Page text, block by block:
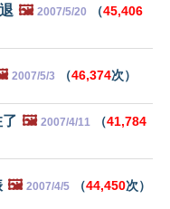
🖼️ 2007/5/20 （45,406
2007/5/3 （46,374次）
🖼️ 2007/4/11 （41,784
🖼️ 2007/4/5 （44,450次）